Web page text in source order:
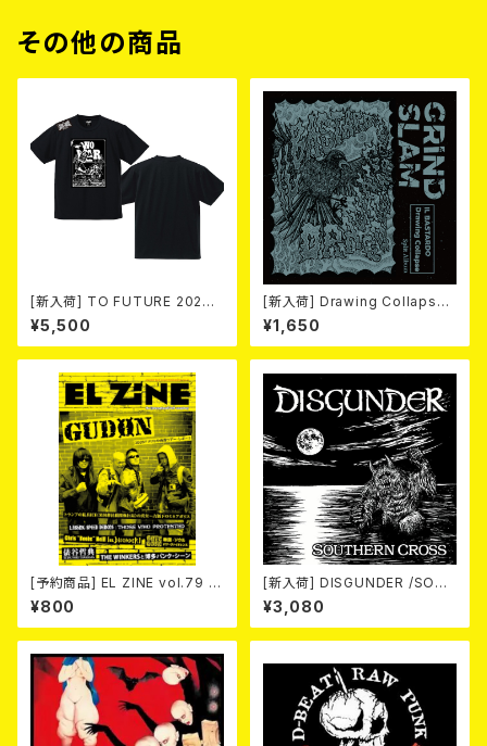
その他の商品
[新入荷] TO FUTURE 2026
× MOBSTYLES Tee
¥5,500
[新入荷] Drawing Collaps
e//IL BASTARDO / GRIND S
LAM (CD)
¥1,650
[予約商品] EL ZINE vol.79 8
月25日発売予定
¥800
[新入荷] DISGUNDER /SOUT
HERN CROSS (CD)
¥3,080